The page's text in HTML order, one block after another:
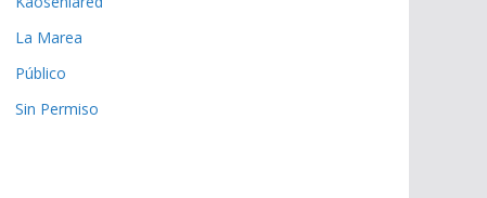
La Marea
Público
Sin Permiso